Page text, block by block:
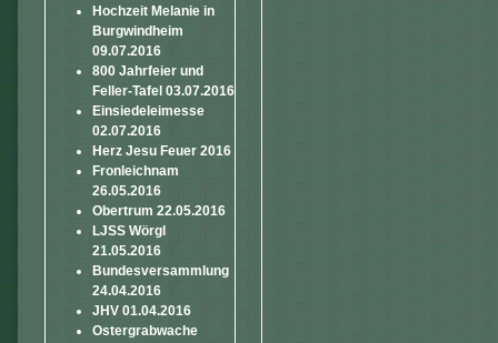
Hochzeit Melanie in
Burgwindheim
09.07.2016
800 Jahrfeier und
Feller-Tafel 03.07.2016
Einsiedeleimesse
02.07.2016
Herz Jesu Feuer 2016
Fronleichnam
26.05.2016
Obertrum 22.05.2016
LJSS Wörgl
21.05.2016
Bundesversammlung
24.04.2016
JHV 01.04.2016
Ostergrabwache